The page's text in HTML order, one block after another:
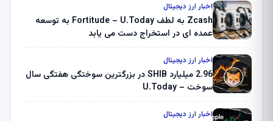
اخبار ارز دیجیتال
Zcash به لطف Fortitude – U.Today به توسعه
عمده ای در استخراج دست می یابد
اخبار ارز دیجیتال
2.96 میلیارد SHIB در بزرگترین سوختگی هفتگی سال
سوخت – U.Today
اخبار ارز دیجیتال